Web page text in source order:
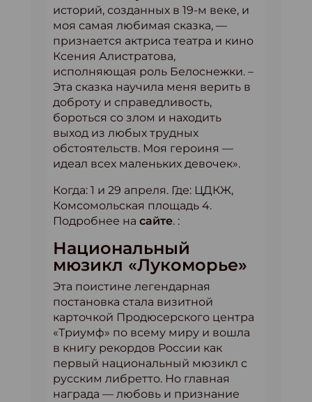
историй, созданных в 19-м веке, и
моя самая любимая сказка, —
признается актриса театра и кино
Ксения Алистратова,
исполняющая роль Белоснежки. –
Эта сказка научила меня верить в
доброту и справедливость,
бороться со злом и находить
выход из любых трудных
обстоятельств. Моя героиня —
идеал всех маленьких девочек».
Когда: 1 и 29 апреля. Где: ЦДКЖ,
Комсомольская площадь 4.
Подробнее на сайте. :
Национальный
мюзикл «Лукоморье»
Эта поистине легендарная
постановка стала визитной
карточкой Продюсерского центра
«Триумф» по всему миру и вошла
в книгу рекордов России как
первый национальный мюзикл с
русским либретто. Но главная
награда — любовь и признание